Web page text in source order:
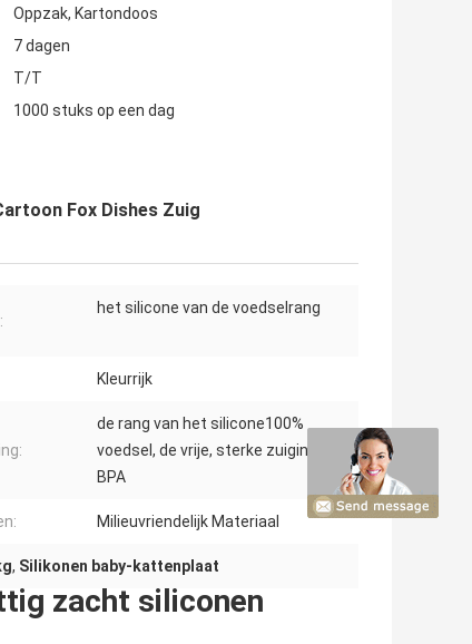
Oppzak, Kartondoos
7 dagen
T/T
1000 stuks op een dag
Fox Dishes Zuig
het silicone van de voedselrang
Kleurrijk
de rang van het silicone100%
voedsel, de vrije, sterke zuiging van
BPA
Milieuvriendelijk Materiaal
, Silikonen baby-kattenplaat
zacht siliconen